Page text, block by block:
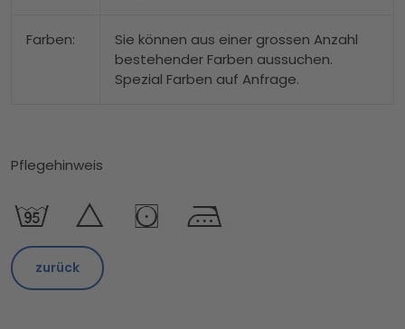
Farben:
Sie können aus einer grossen Anzahl
bestehender Farben aussuchen.
Spezial Farben auf Anfrage.
Pflegehinweis
zurück